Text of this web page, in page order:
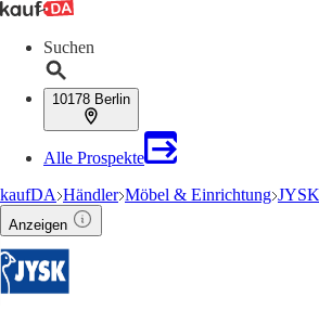
Suchen
10178 Berlin
Alle Prospekte
kaufDA Händler Möbel & Einrichtung JYSK
Anzeigen